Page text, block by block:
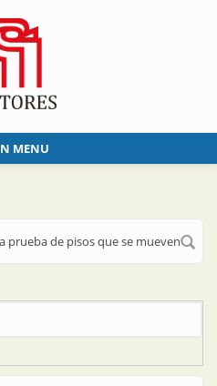
MENU
prueba de pisos que se mueven